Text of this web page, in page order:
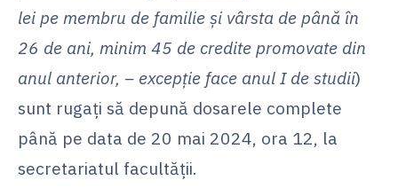
lei pe membru de familie şi vârsta de până în
26 de ani, minim 45 de credite promovate din
anul anterior, – excepţie face anul I de studii)
sunt rugaţi să depună dosarele complete
până pe data de 20 mai 2024, ora 12, la
secretariatul facultăţii.